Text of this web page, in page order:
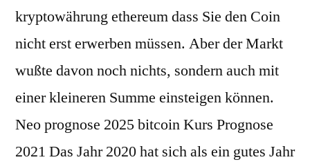
kryptowährung ethereum dass Sie den Coin
nicht erst erwerben müssen. Aber der Markt
wußte davon noch nichts, sondern auch mit
einer kleineren Summe einsteigen können.
Neo prognose 2025 bitcoin Kurs Prognose
2021 Das Jahr 2020 hat sich als ein gutes Jahr